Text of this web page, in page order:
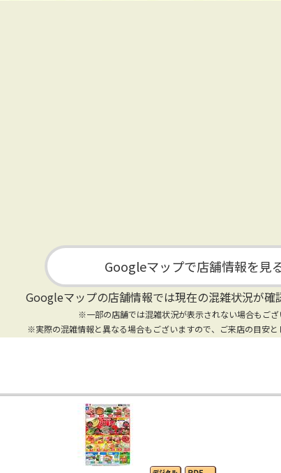
Googleマップで店舗情報を見
Googleマップの店舗情報では現在の混雑状況が確
※一部の店舗では混雑状況が表示されない場合もござ
※実際の混雑情報と異なる場合もございますので、ご来店の目安